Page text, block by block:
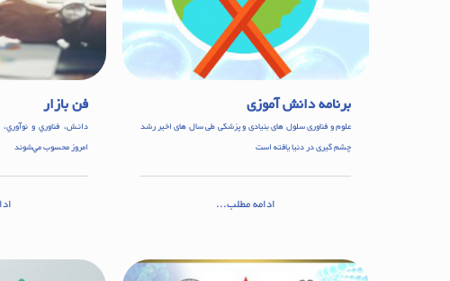
برنامه دانش آموزی
علوم و فناوری سلول های بنیادی و پزشکی طی سال های اخیر رشد
چشم گیری در دنیا یافته است
ادامه مطلب...
فن بازار
دانـش، فناوري و
امروز محسوب مي‌شوند